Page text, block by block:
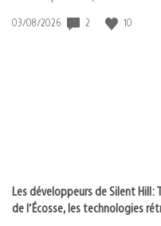
Date
03/08/2026 2 10
Les développeurs de Silent Hill:
de l’Écosse, les technologies